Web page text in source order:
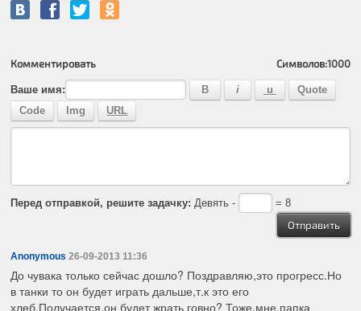
Комментировать Символов:1000
Ваше имя:
Перед отправкой, решите задачку: Девять - = 8
Anonymous 26-09-2013 11:36
До чувака только сейчас дошло? Поздравляю,это прогресс.Но
в танки то он будет играть дальше,т.к это его
хлеб.Получается,он будет жрать говно? Тоже,мне,папка